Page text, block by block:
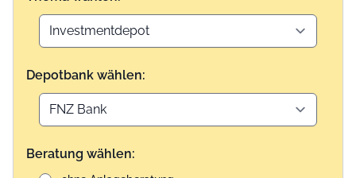
Depotbank wählen:
Beratung wählen: